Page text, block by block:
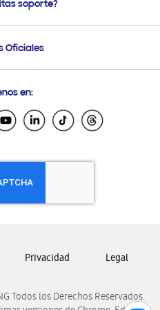
de Compra
soporte?
vía eMail
Oficiales
Ecuador
Salvador
Honduras
Panamá
Venezuela
en:
Todos los Derechos Reservados.
Privacidad Legal